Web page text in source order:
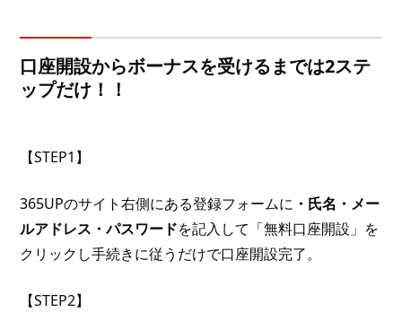
口座開設からボーナスを受けるまでは2ステ
ップだけ！！
【STEP1】
365UPのサイト右側にある登録フォームに ・氏名・メー
ルアドレス・パスワードを記入して「無料口座開設」を
クリックし手続きに従うだけで口座開設完了。
【STEP2】